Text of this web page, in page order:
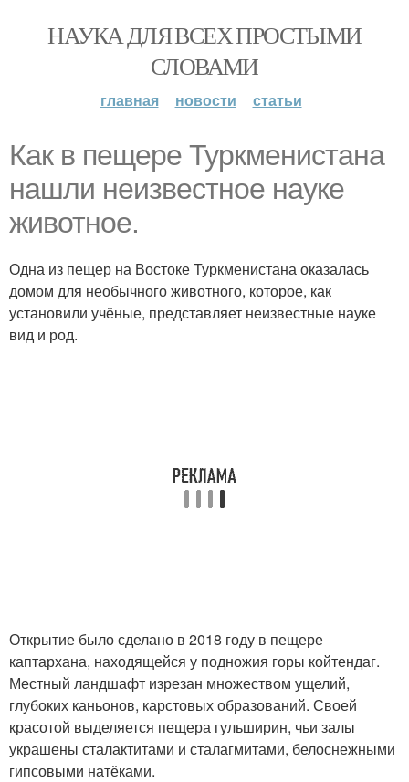
НАУКА ДЛЯ ВСЕХ ПРОСТЫМИ
СЛОВАМИ
главная новости статьи
Как в пещере Туркменистана
нашли неизвестное науке
животное.
Одна из пещер на Востоке Туркменистана оказалась
домом для необычного животного, которое, как
установили учёные, представляет неизвестные науке
вид и род.
Открытие было сделано в 2018 году в пещере
каптархана, находящейся у подножия горы койтендаг.
Местный ландшафт изрезан множеством ущелий,
глубоких каньонов, карстовых образований. Своей
красотой выделяется пещера гульширин, чьи залы
украшены сталактитами и сталагмитами, белоснежными
гипсовыми натёками.